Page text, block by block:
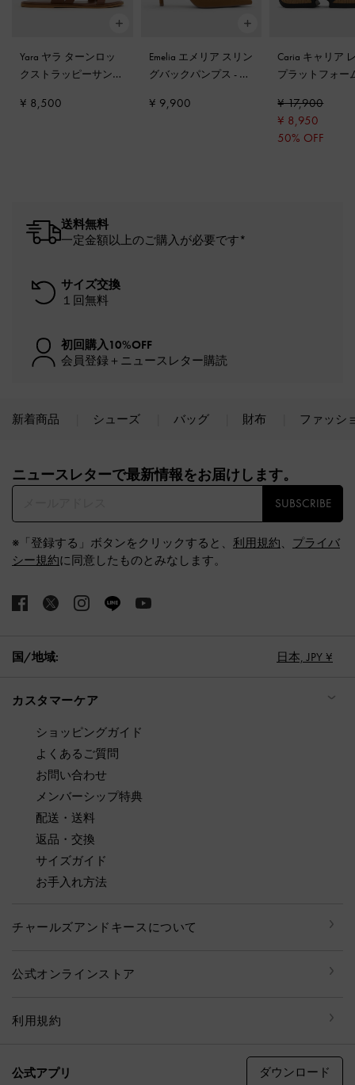
Yara ヤラ ターンロッ
クストラッピーサンダ
¥ 8,500
Emelia エメリア スリン
グバックパンプス - キ
¥ 9,900
Caria キャリア
プラットフォー
¥ 17,900
¥ 8,950
50% OFF
送料無料
一定金額以上のご購入が必要です*
サイズ交換
１回無料
初回購入10%OFF
会員登録＋ニュースレター購読
新着商品 シューズ バッグ 財布 ファッシ
ニュースレターで最新情報をお届けします。​
SUBSCRIBE
※「登録する」ボタンをクリックすると、 利用規約、 プライバ
シー規約に同意したものとみなします。
国/地域: 日本, JPY ¥
カスタマーケア
ショッピングガイド
よくあるご質問
お問い合わせ
メンバーシップ特典
配送・送料
返品・交換
サイズガイド
お手入れ方法
チャールズアンドキースについて
公式オンラインストア
利用規約
公式アプリ ダウンロード